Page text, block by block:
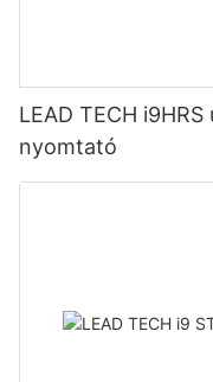
LEAD TECH
nyomtató